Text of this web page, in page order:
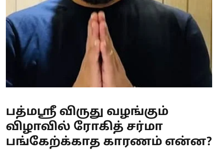
பத்மஸ்ரீ விருது வழங்கும்
விழாவில் ரோகித் சர்மா
பங்கேற்க்காத காரணம் என்ன?